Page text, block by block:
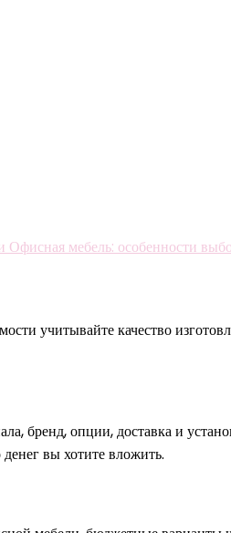
Офисная мебель: особенности
учитывайте качество
бренд, опции, доставка и
вы хотите вложить.